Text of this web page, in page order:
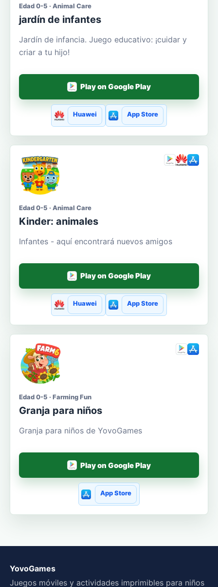
Edad 0-5 · Animal Care
jardín de infantes
Jardín de infancia. Juego educativo: ¡cuidar y
criar a tu hijo!
Play on Google Play
Huawei App Store
Edad 0-5 · Animal Care
Kinder: animales
Infantes - aquí encontrará nuevos amigos
Play on Google Play
Huawei App Store
Edad 0-5 · Farming Fun
Granja para niños
Granja para niños de YovoGames
Play on Google Play
App Store
YovoGames
Juegos móviles y actividades imprimibles para niños